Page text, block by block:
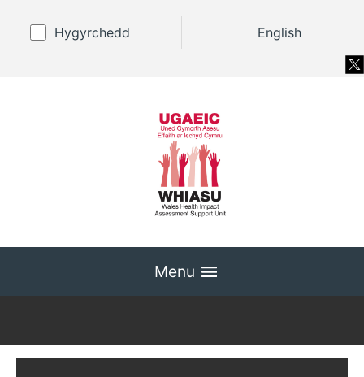
Hygyrchedd English
Menu